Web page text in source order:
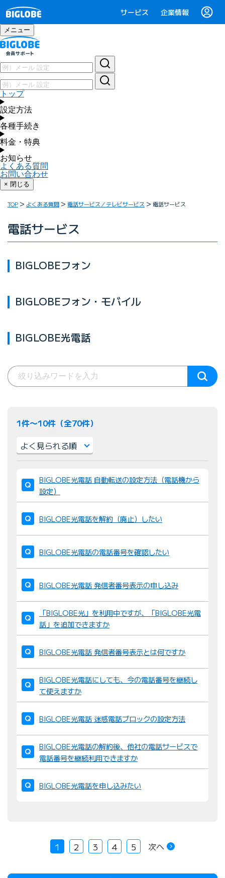
サービス 企業情報
メニュー
トップ
設定方法
各種手続き
料金・特典
お知らせ
よくある質問
お問い合わせ
× 閉じる
TOP よくある質問 電話サービス／テレビサービス 電話サービス
電話サービス
BIGLOBEフォン
BIGLOBEフォン・モバイル
BIGLOBE光電話
1件〜10件（全70件）
び
替
え
：
BIGLOBE光電話 自動転送の設定方法（電話機から
設定）
BIGLOBE光電話を解約（廃止）したい
BIGLOBE光電話の電話番号を確認したい
BIGLOBE光電話 発信者番号表示の申し込み
「BIGLOBE光」を利用中ですが、「BIGLOBE光電
話」を追加できますか
BIGLOBE光電話 発信者番号表示とは何ですか
BIGLOBE光電話にしても、今の電話番号を継続し
て使えますか
BIGLOBE光電話 迷惑電話ブロックの設定方法
BIGLOBE光電話の解約後、他社の電話サービスで
電話番号を継続利用できますか
BIGLOBE光電話を申し込みたい
1 2 3 4 5 次へ